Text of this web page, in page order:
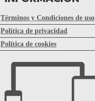
Términos y Condiciones de uso
Política de privacidad
Política de cookies